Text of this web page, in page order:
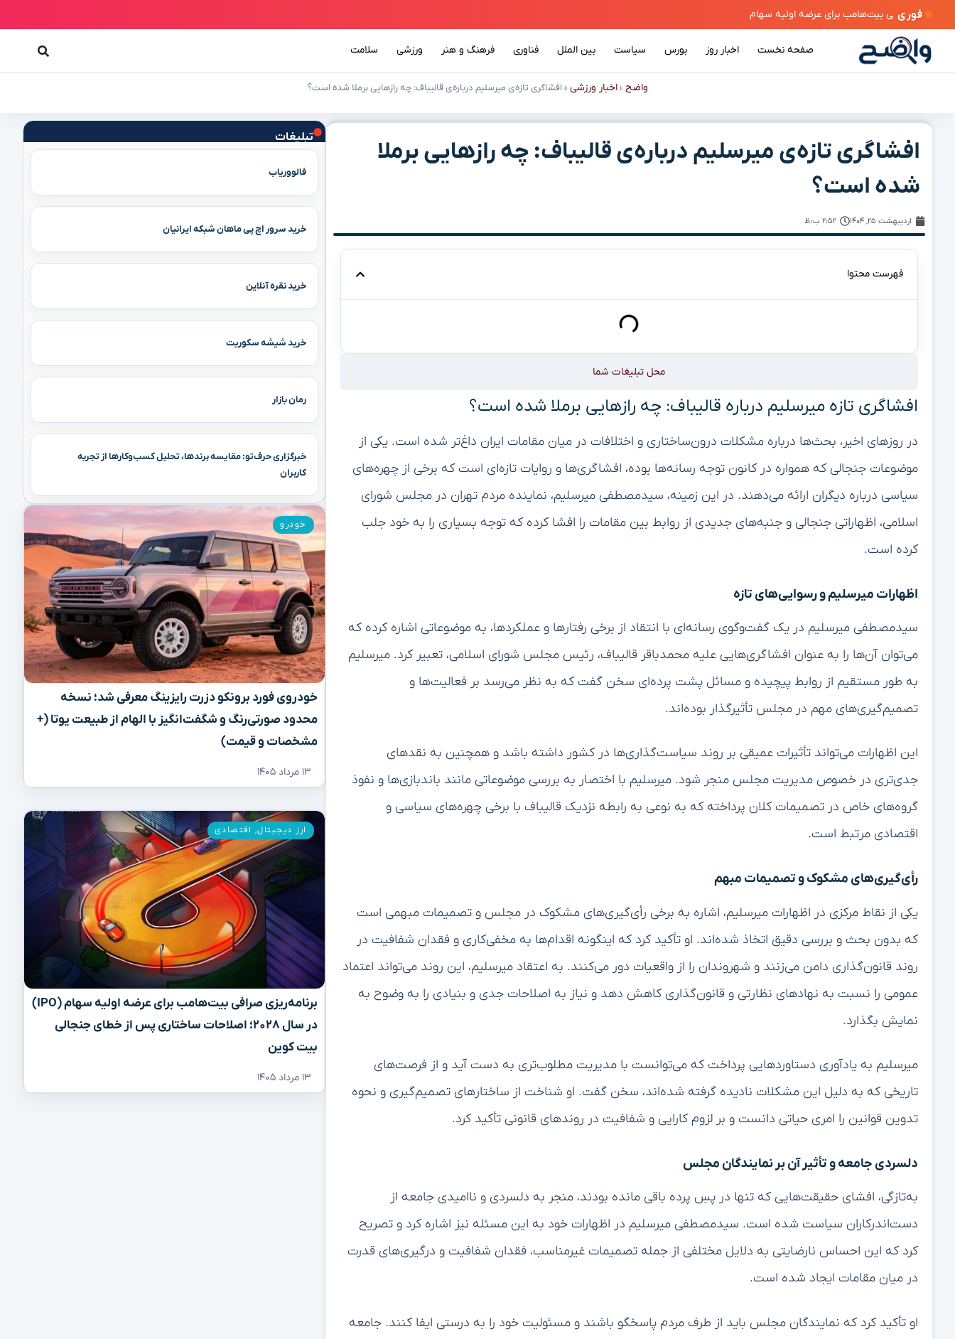
فوری
صفحه نخست اخبار روز بورس سیاست بین الملل فناوری فرهنگ و هنر ورزشی سلامت
واضح »اخبار ورزشی »افشاگری تازه‌ی میرسلیم درباره‌ی قالیباف: چه رازهایی برملا شده است؟
تبلیغات
فالووریاب
خرید سرور اچ پی ماهان شبکه ایرانیان
خرید نقره آنلاین
خرید شیشه سکوریت
رمان بازار
خبرگزاری حرف‌تو: مقایسه برندها، تحلیل کسب‌وکارها از تجربه
کاربران
خودروی فورد برونکو دزرت رایزینگ معرفی شد؛ نسخه
محدود صورتی‌رنگ و شگفت‌انگیز با الهام از طبیعت یوتا (+
مشخصات و قیمت)
۱۳ مرداد ۱۴۰۵
خودرو
برنامه‌ریزی صرافی بیت‌هامب برای عرضه اولیه سهام (IPO)
در سال ۲۰۲۸؛ اصلاحات ساختاری پس از خطای جنجالی
بیت کوین
۱۳ مرداد ۱۴۰۵
ارز دیجیتال, اقتصادی
افشاگری تازه‌ی میرسلیم درباره‌ی قالیباف: چه رازهایی برملا
شده است؟
اردیبهشت ۲۵, ۱۴۰۴ ۲:۵۲ ب٫ظ
فهرست محتوا
محل تبلیغات شما
افشاگری تازه میرسلیم درباره قالیباف: چه رازهایی برملا شده است؟
در روزهای اخیر، بحث‌ها درباره مشکلات درون‌ساختاری و اختلافات در میان مقامات ایران داغ‌تر شده است. یکی از
موضوعات جنجالی که همواره در کانون توجه رسانه‌ها بوده، افشاگری‌ها و روایات تازه‌ای است که برخی از چهره‌های
سیاسی درباره دیگران ارائه می‌دهند. در این زمینه، سیدمصطفی میرسلیم، نماینده مردم تهران در مجلس شورای
اسلامی، اظهاراتی جنجالی و جنبه‌های جدیدی از روابط بین مقامات را افشا کرده که توجه بسیاری را به خود جلب
کرده است.
اظهارات میرسلیم و رسوایی‌های تازه
سیدمصطفی میرسلیم در یک گفت‌وگوی رسانه‌ای با انتقاد از برخی رفتارها و عملکردها، به موضوعاتی اشاره کرده که
می‌توان آن‌ها را به عنوان افشاگری‌هایی علیه محمدباقر قالیباف، رئیس مجلس شورای اسلامی، تعبیر کرد. میرسلیم
به طور مستقیم از روابط پیچیده و مسائل پشت پرده‌ای سخن گفت که به نظر می‌رسد بر فعالیت‌ها و
تصمیم‌گیری‌های مهم در مجلس تأثیرگذار بوده‌اند.
این اظهارات می‌تواند تأثیرات عمیقی بر روند سیاست‌گذاری‌ها در کشور داشته باشد و همچنین به نقدهای
جدی‌تری در خصوص مدیریت مجلس منجر شود. میرسلیم با اختصار به بررسی موضوعاتی مانند باندبازی‌ها و نفوذ
گروه‌های خاص در تصمیمات کلان پرداخته که به نوعی به رابطه نزدیک قالیباف با برخی چهره‌های سیاسی و
اقتصادی مرتبط است.
رأی‌گیری‌های مشکوک و تصمیمات مبهم
یکی از نقاط مرکزی در اظهارات میرسلیم، اشاره به برخی رأی‌گیری‌های مشکوک در مجلس و تصمیمات مبهمی است
که بدون بحث و بررسی دقیق اتخاذ شده‌اند. او تأکید کرد که اینگونه اقدام‌ها به مخفی‌کاری و فقدان شفافیت در
روند قانون‌گذاری دامن می‌زنند و شهروندان را از واقعیات دور می‌کنند. به اعتقاد میرسلیم، این روند می‌تواند اعتماد
عمومی را نسبت به نهادهای نظارتی و قانون‌گذاری کاهش دهد و نیاز به اصلاحات جدی و بنیادی را به وضوح به
نمایش بگذارد.
میرسلیم به یادآوری دستاوردهایی پرداخت که می‌توانست با مدیریت مطلوب‌تری به دست آید و از فرصت‌های
تاریخی که به دلیل این مشکلات نادیده گرفته شده‌اند، سخن گفت. او شناخت از ساختارهای تصمیم‌گیری و نحوه
تدوین قوانین را امری حیاتی دانست و بر لزوم کارایی و شفافیت در روندهای قانونی تأکید کرد.
دلسردی جامعه و تأثیر آن بر نمایندگان مجلس
به‌تازگی، افشای حقیقت‌هایی که تنها در پسِ پرده باقی مانده بودند، منجر به دلسردی و ناامیدی جامعه از
دست‌اندرکاران سیاست شده است. سیدمصطفی میرسلیم در اظهارات خود به این مسئله نیز اشاره کرد و تصریح
کرد که این احساس نارضایتی به دلایل مختلفی از جمله تصمیمات غیرمناسب، فقدان شفافیت و درگیری‌های قدرت
در میان مقامات ایجاد شده است.
او تأکید کرد که نمایندگان مجلس باید از طرف مردم پاسخگو باشند و مسئولیت خود را به درستی ایفا کنند. جامعه